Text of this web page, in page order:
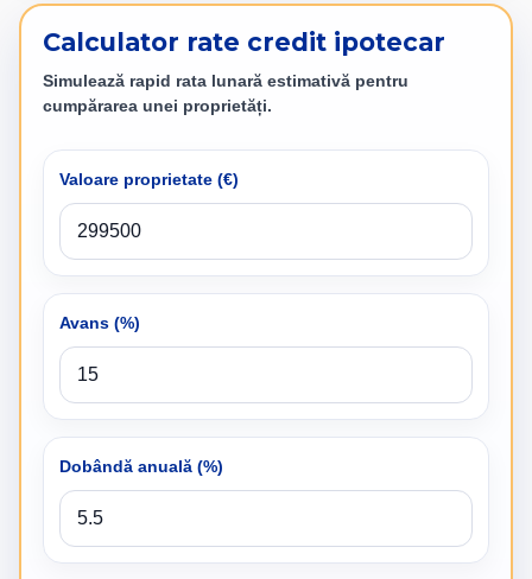
Calculator rate credit ipotecar
Simulează rapid rata lunară estimativă pentru
cumpărarea unei proprietăți.
Valoare proprietate (€)
Avans (%)
Dobândă anuală (%)